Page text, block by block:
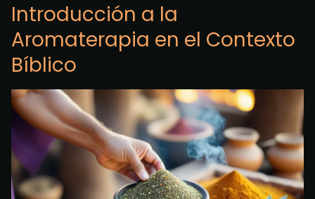
Introducción a la
Aromaterapia en el Contexto
Bíblico